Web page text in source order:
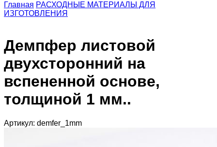
Главная РАСХОДНЫЕ МАТЕРИАЛЫ ДЛЯ
ИЗГОТОВЛЕНИЯ
Демпфер листовой
двухсторонний на
вспененной основе,
толщиной 1 мм..
Артикул: demfer_1mm